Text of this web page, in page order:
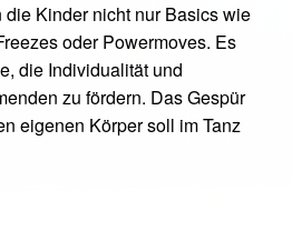
Kinder nicht nur Basics wie
oder Powermoves. Es
die Individualität und
zu fördern. Das Gespür
eigenen Körper soll im Tanz